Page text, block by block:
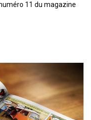
11 du magazine